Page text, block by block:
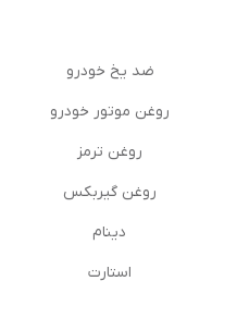
ضد یخ خودرو
روغن موتور خودرو
روغن ترمز
روغن گیربكس
دینام
استارت